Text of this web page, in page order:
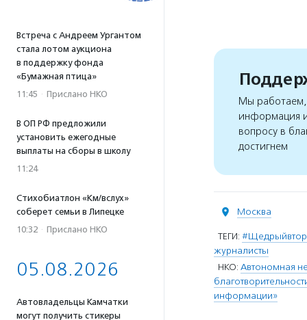
Встреча с Андреем Ургантом
стала лотом аукциона
в поддержку фонда
«Бумажная птица»
11:45 · Прислано НКО
В ОП РФ предложили
установить ежегодные
выплаты на сборы в школу
11:24
Стихобиатлон «Км/вслух»
соберет семьи в Липецке
10:32 · Прислано НКО
05.08.2026
Автовладельцы Камчатки
могут получить стикеры
Мы работаем,
информация
вопросу в
достигнем
Москва
ТЕГИ:
журналисты
НКО: Автономная
информации»